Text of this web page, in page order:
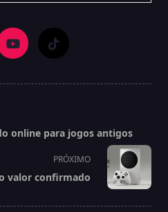
online para jogos antigos
PRÓXIMO
valor confirmado